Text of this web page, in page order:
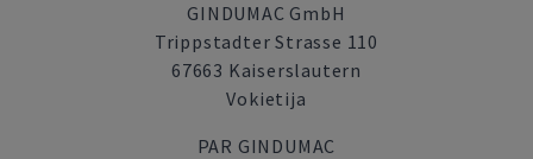
GINDUMAC GmbH
Trippstadter Strasse 110
67663 Kaiserslautern
Vokietija
PAR GINDUMAC